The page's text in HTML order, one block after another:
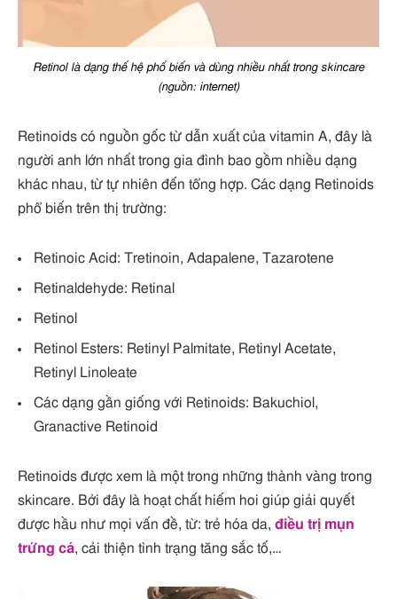
Retinol là dạng thế hệ phổ biến và dùng nhiều nhất trong skincare
(nguồn: internet)
Retinoids có nguồn gốc từ dẫn xuất của vitamin A, đây là
người anh lớn nhất trong gia đình bao gồm nhiều dạng
khác nhau, từ tự nhiên đến tổng hợp. Các dạng Retinoids
phổ biến trên thị trường:
Retinoic Acid: Tretinoin, Adapalene, Tazarotene
Retinaldehyde: Retinal
Retinol
Retinol Esters: Retinyl Palmitate, Retinyl Acetate,
Retinyl Linoleate
Các dạng gần giống với Retinoids: Bakuchiol,
Granactive Retinoid
Retinoids được xem là một trong những thành vàng trong
skincare. Bởi đây là hoạt chất hiếm hoi giúp giải quyết
được hầu như mọi vấn đề, từ: trẻ hóa da, điều trị mụn
trứng cá, cải thiện tình trạng tăng sắc tố,…